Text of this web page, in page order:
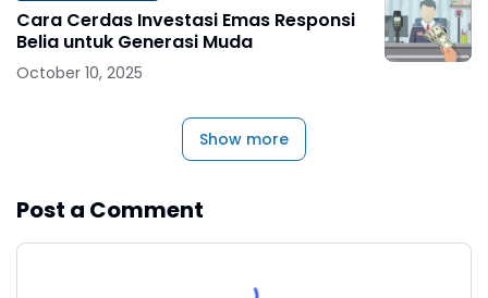
Cara Cerdas Investasi Emas Responsi
Belia untuk Generasi Muda
October 10, 2025
Show more
Post a Comment